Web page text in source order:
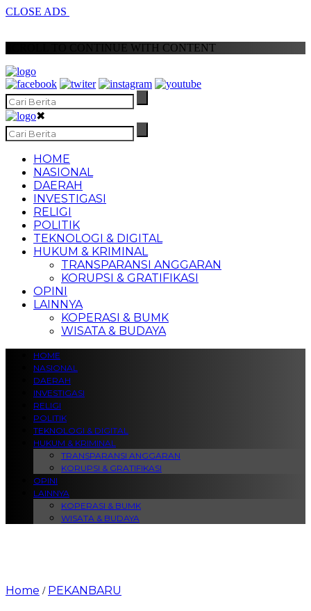
CLOSE ADS
SCROLL TO CONTINUE WITH CONTENT
✖
HOME
NASIONAL
DAERAH
INVESTIGASI
RELIGI
POLITIK
TEKNOLOGI & DIGITAL
HUKUM & KRIMINAL
TRANSPARANSI ANGGARAN
KORUPSI & GRATIFIKASI
OPINI
LAINNYA
KOPERASI & BUMK
WISATA & BUDAYA
HOME
NASIONAL
DAERAH
INVESTIGASI
RELIGI
POLITIK
TEKNOLOGI & DIGITAL
HUKUM & KRIMINAL
TRANSPARANSI ANGGARAN
KORUPSI & GRATIFIKASI
OPINI
LAINNYA
KOPERASI & BUMK
WISATA & BUDAYA
Home / PEKANBARU